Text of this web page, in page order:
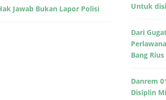
Jawab Bukan Lapor Polisi
Untuk
Dari
Bang
Danrem
Disiplin